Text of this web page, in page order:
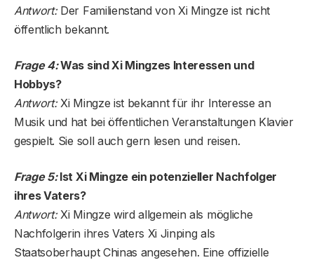
Antwort:Der Familienstand von Xi Mingze ist nicht
öffentlich bekannt.
Frage 4:Was sind Xi Mingzes Interessen und
Hobbys?
Antwort:Xi Mingze ist bekannt für ihr Interesse an
Musik und hat bei öffentlichen Veranstaltungen Klavier
gespielt. Sie soll auch gern lesen und reisen.
Frage 5:Ist Xi Mingze ein potenzieller Nachfolger
ihres Vaters?
Antwort:Xi Mingze wird allgemein als mögliche
Nachfolgerin ihres Vaters Xi Jinping als
Staatsoberhaupt Chinas angesehen. Eine offizielle